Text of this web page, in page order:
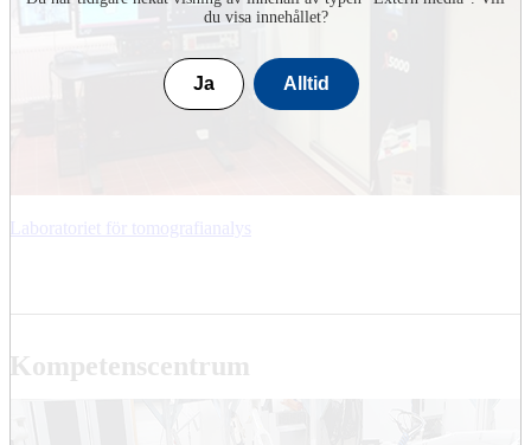
du visa innehållet?
Ja Alltid
Laboratoriet för tomografianalys
Kompetenscentrum